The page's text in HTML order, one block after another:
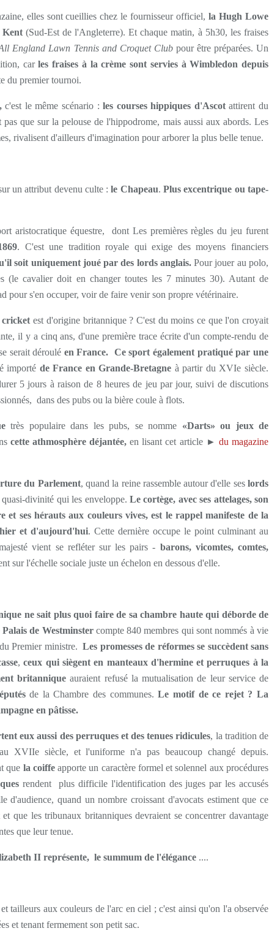
elles sont cueillies chez le fournisseur officiel,la Hugh Lowe
Kent (Sud-Est de l'Angleterre). Et chaque matin, à 5h30, les fraises
England Lawn Tennis and Croquet Clubpour être préparées. Un
carles fraises à la crème sont servies à Wimbledon depuis
du premier tournoi.
c'est le même scénario :les courses hippiques d'Ascotattirent du
pas que sur la pelouse de l'hippodrome, mais aussi aux abords. Les
rivalisent d'ailleurs d'imagination pour arborer la plus belle tenue.
un attribut devenu culte :le Chapeau.Plus excentrique ou tape-
aristocratique équestre, dont Les premières règles du jeu furent
. C'est une tradition royale qui exige des moyens financiers
soit uniquement joué par des lords anglais.Pour jouer au polo,
(le cavalier doit en changer toutes les 7 minutes 30). Autant de
pour s'en occuper, voir de faire venir son propre vétérinaire.
cricketest d'origine britannique ? C'est du moins ce que l'on croyait
il y a cinq ans, d'une première trace écrite d'un compte-rendu de
serait déroulé en France. Ce sport également pratiqué par une
importé de France en Grande-Bretagne à partir du XVIe siècle.
5 jours à raison de 8 heures de jeu par jour, suivi de discutions
dans des pubs ou la bière coule à flots.
très populaire dans les pubs, se nomme «Darts» ou jeux de
cette athmosphère déjantée, en lisant cet article ► du magazine
du Parlement, quand la reine rassemble autour d'elle seslords
quasi-divinité qui les enveloppe.Le cortège, avec ses attelages, son
et ses hérauts aux couleurs vives, est le rappel manifeste de la
et d'aujourd'hui. Cette dernière occupe le point culminant au
vient se refléter sur les pairs - barons, vicomtes, comtes,
sur l'échelle sociale juste un échelon en dessous d'elle.
ne sait plus quoi faire de sa chambre haute qui déborde de
Palais de Westminstercompte 840 membres qui sont nommés à vie
Premier ministre.Les promesses de réformes se succèdent sans
, ceux qui siègent en manteaux d'hermine et perruques à la
britannique auraient refusé la mutualisation de leur service de
de la Chambre des communes.Le motif de ce rejet ? La
en pâtisse.
eux aussi des perruques et des tenues ridicules, la tradition de
XVIIe siècle, et l'uniforme n'a pas beaucoup changé depuis.
que la coiffeapporte un caractère formel et solennel aux procédures
rendent plus difficile l'identification des juges par les accusés
d'audience, quand un nombre croissant d'avocats estiment que ce
et que les tribunaux britanniques devraient se concentrer davantage
que leur tenue.
II représente, le summum de l'élégance ....
tailleurs aux couleurs de l'arc en ciel ; c'est ainsi qu'on l'a observée
et tenant fermement son petit sac.